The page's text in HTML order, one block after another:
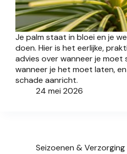
Je palm staat in bloei en je
doen. Hier is het eerlijke,
advies over wanneer je moet
wanneer je het moet laten,
schade aanricht.
24 mei 2026
Seizoenen & Verzorging